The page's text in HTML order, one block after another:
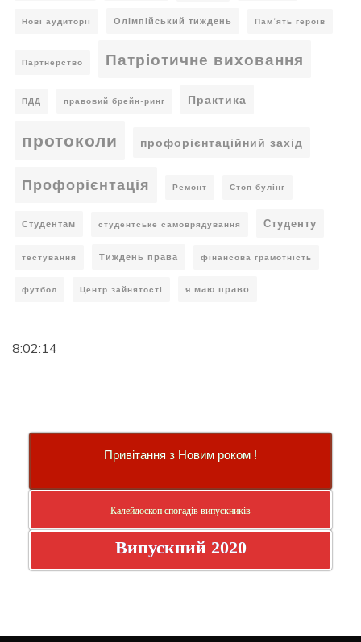
Нові аудиторії Олімпійський тиждень Пам’ять героїв
Партнерство Патріотичне виховання
ПДД правовий брейн-ринг Практика
протоколи профорієнтаційний захід
Профорієнтація Ремонт Стоп булінг
Студентам студентське самоврядування Студенту
тестування Тиждень права фінансова грамотність
футбол Центр зайнятості я маю право
8:02:14
Привітання з Новим роком !
Калейдоскоп спогадів випускників
Випускний 2020